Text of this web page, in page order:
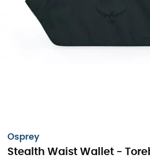
Osprey
Stealth Waist Wallet -